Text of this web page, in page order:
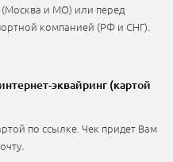
(Москва и МО) или перед
компанией (РФ и СНГ).
эквайринг (картой
по ссылке. Чек придет Вам